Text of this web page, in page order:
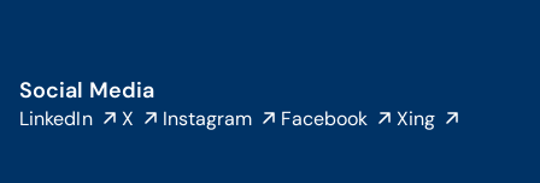
Social Media
LinkedIn X Instagram Facebook Xing